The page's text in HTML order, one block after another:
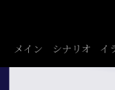
メイン シナリオ イ